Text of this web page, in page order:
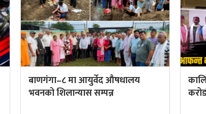
बाणगंगा–८ मा आयुर्वेद औषधालय
भवनको शिलान्यास सम्पन्न